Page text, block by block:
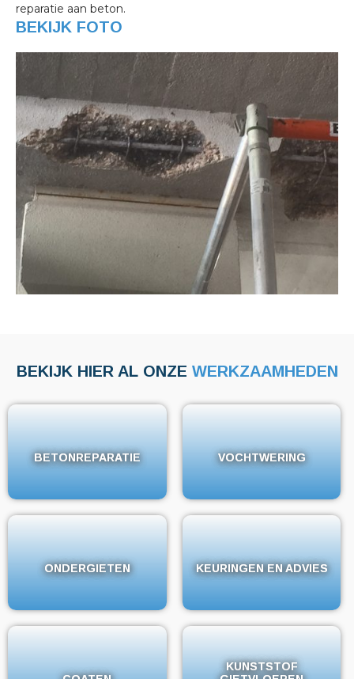
reparatie aan beton.
BEKIJK FOTO
BEKIJK HIER AL ONZE WERKZAAMHEDEN
BETONREPARATIE
BETONREPARATIE VOCHTWERING
VOCHTWERING
ONDERGIETEN
ONDERGIETEN KEURINGEN EN ADVIES
KEURINGEN EN ADVIES
KUNSTSTOF
KUNSTSTOF